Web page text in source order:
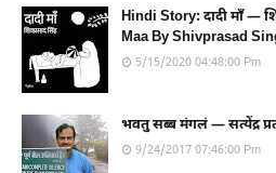
Hindi Story: दादी माँ —
Maa By Shivprasad
5/15/2020 04:48:00 Pm
भवतु सब्ब मंगलं — सत्येंद्र
9/24/2017 07:46:00 Pm